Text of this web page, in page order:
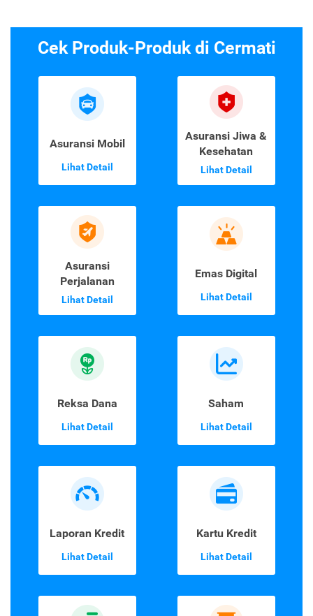
Cek Produk-Produk di Cermati
Asuransi Mobil
Lihat Detail
Asuransi Jiwa &
Kesehatan
Lihat Detail
Asuransi
Perjalanan
Lihat Detail
Emas Digital
Lihat Detail
Reksa Dana
Lihat Detail
Saham
Lihat Detail
Laporan Kredit
Lihat Detail
Kartu Kredit
Lihat Detail